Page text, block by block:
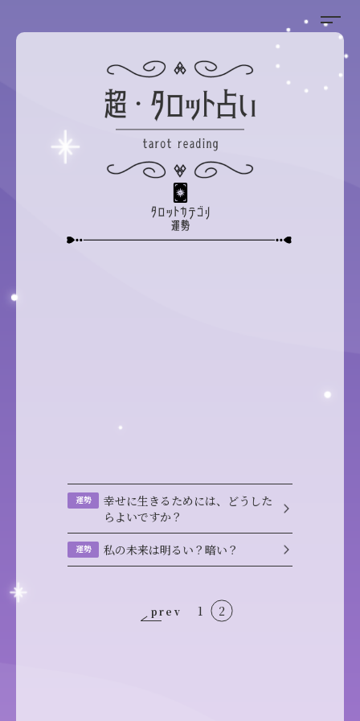
運勢
幸せに生きるためには、どうした
らよいですか？
運勢 私の未来は明るい？暗い？
prev 1 2